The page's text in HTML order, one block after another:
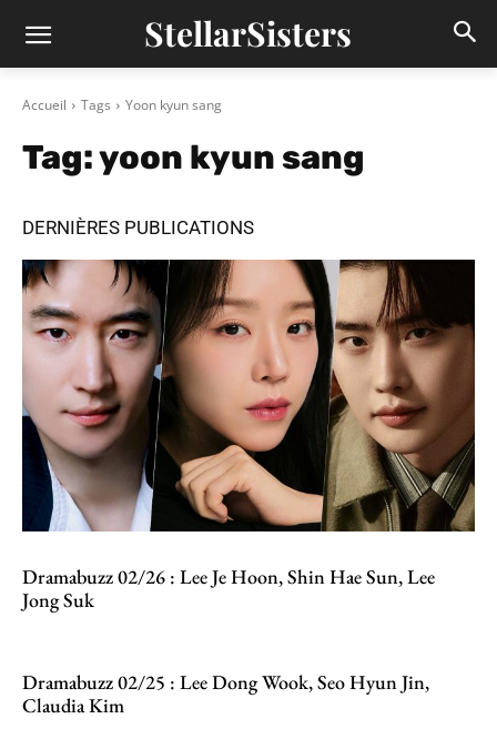
StellarSisters
Accueil Tags Yoon kyun sang
Tag:yoon kyun sang
DERNIÈRES PUBLICATIONS
Dramabuzz 02/26 : Lee Je Hoon, Shin Hae Sun, Lee
Jong Suk
Dramabuzz 02/25 : Lee Dong Wook, Seo Hyun Jin,
Claudia Kim